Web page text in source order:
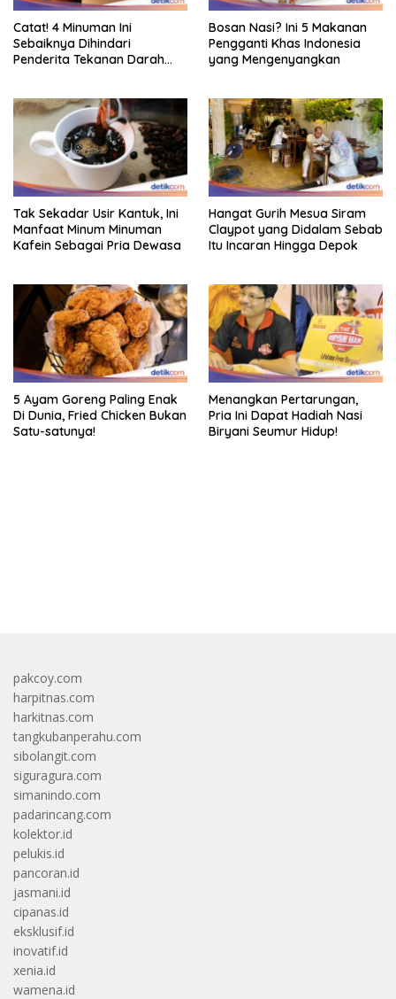
Catat! 4 Minuman Ini
Sebaiknya Dihindari
Penderita Tekanan Darah
Bosan Nasi? Ini 5 Makanan
Pengganti Khas Indonesia
yang Mengenyangkan
Tak Sekadar Usir Kantuk, Ini
Manfaat Minum Minuman
Kafein Sebagai Pria Dewasa
Hangat Gurih Mesua Siram
Claypot yang Didalam Sebab
Itu Incaran Hingga Depok
5 Ayam Goreng Paling Enak
Di Dunia, Fried Chicken Bukan
Satu-satunya!
Menangkan Pertarungan,
Pria Ini Dapat Hadiah Nasi
Biryani Seumur Hidup!
pakcoy.com
harpitnas.com
harkitnas.com
tangkubanperahu.com
sibolangit.com
siguragura.com
simanindo.com
padarincang.com
kolektor.id
pelukis.id
pancoran.id
jasmani.id
cipanas.id
eksklusif.id
inovatif.id
xenia.id
wamena.id